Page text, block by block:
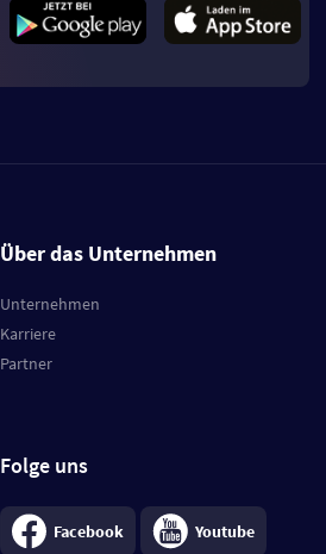
Über das Unternehmen
Unternehmen
Karriere
Partner
Folge uns
Facebook Youtube